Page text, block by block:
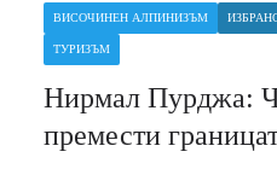
ВИСОЧИНЕН АЛПИНИЗЪМ
ТУРИЗЪМ
Нирмал Пурджа:
премести